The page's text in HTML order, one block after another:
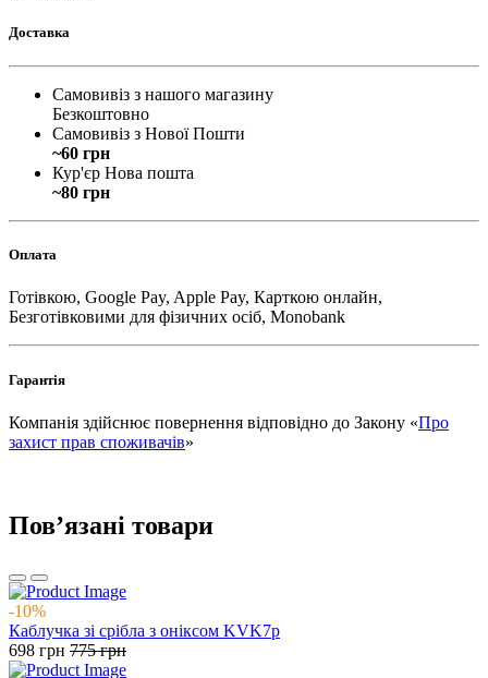
Доставка
Самовивіз з нашого магазину
Безкоштовно
Самовивіз з Нової Пошти
~60 грн
Кур'єр Нова пошта
~80 грн
Оплата
Готівкою, Google Pay, Apple Pay, Карткою онлайн,
Безготівковими для фізичних осіб, Monobank
Гарантія
Компанія здійснює повернення відповідно до Закону «Про
захист прав споживачів»
Повʼязані товари
-10%
Каблучка зі срібла з оніксом KVK7р
698 грн 775грн